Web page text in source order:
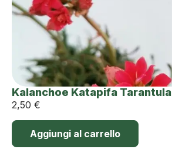
Kalanchoe Katapifa Tarantula
2,50 €
Aggiungi al carrello